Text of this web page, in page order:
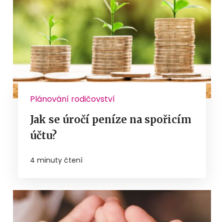
Plánování rodičovství
Jak se úročí peníze na spořicím
účtu?
4 minuty čtení